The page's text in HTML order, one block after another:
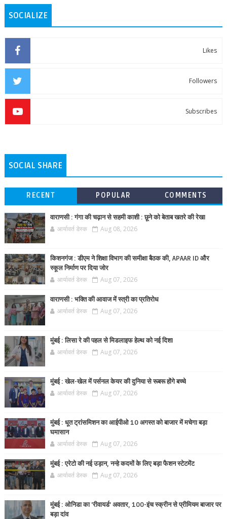
SOCIALIZE
Likes
Followers
Subscribes
SOCIAL SHARE
RECENT POPULAR COMMENTS
वाराणसी : गंगा की चढ़ान से सहमी काशी : छूने को बेताब खतरे की रेखा
आर्यावर्त डेस्क Aug 08, 2026
किशनगंज : डीएम ने शिक्षा विभाग की समीक्षा बैठक की, APAAR ID और
स्कूल निर्माण पर दिया जोर
आर्यावर्त डेस्क Aug 07, 2026
वाराणसी : भक्ति की आवाज में स्त्री का प्रतिरोध
आर्यावर्त डेस्क Aug 07, 2026
मुंबई : लिसा रे की पहल से मिडलाइफ हेल्थ को नई दिशा
आर्यावर्त डेस्क Aug 07, 2026
मुंबई : खेल-खेल में पर्सनल केयर की दुनिया से रूबरू होंगे बच्चे
आर्यावर्त डेस्क Aug 07, 2026
मुंबई : धूत ट्रांसमिशन का आईपीओ 10 अगस्त को बाजार में मचेगा बड़ा
घमासान
आर्यावर्त डेस्क Aug 07, 2026
मुंबई : एरेटो की नई उड़ान, नन्हे कदमों के लिए बड़ा फैशन स्टेटमेंट
आर्यावर्त डेस्क Aug 07, 2026
मुंबई : ओनिडा का 'रीवायर्ड’ अवतार, 100-इंच स्क्रीन से प्रीमियम बाजार पर
बड़ा दांव